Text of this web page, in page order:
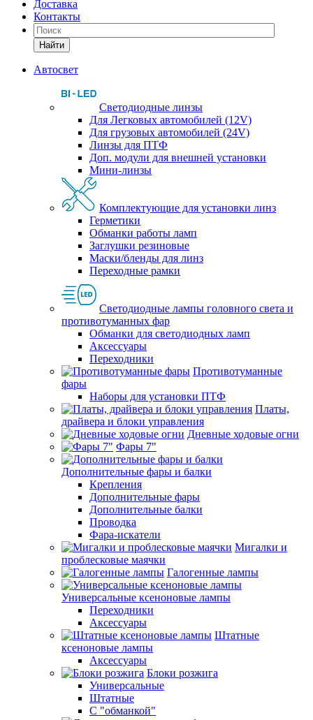
Доставка
Контакты
Найти
Автосвет
Светодиодные линзы
Для Легковых автомобилей (12V)
Для грузовых автомобилей (24V)
Линзы для ПТФ
Доп. модули для внешней установки
Мини-линзы
Комплектующие для установки линз
Герметики
Обманки работы ламп
Заглушки резиновые
Маски/бленды для линз
Переходные рамки
Светодиодные лампы головного света и
противотуманных фар
Обманки для светодиодных ламп
Аксессуары
Переходники
Противотуманные
фары
Наборы для установки ПТФ
Платы,
драйвера и блоки управления
Дневные ходовые огни
Фары 7"
Дополнительные фары и балки
Крепления
Дополнительные фары
Дополнительные балки
Проводка
Фара-искатели
Мигалки и
проблесковые маячки
Галогенные лампы
Универсальные ксеноновые лампы
Переходники
Аксессуары
Штатные
ксеноновые лампы
Аксессуары
Блоки розжига
Универсальные
Штатные
С "обманкой"